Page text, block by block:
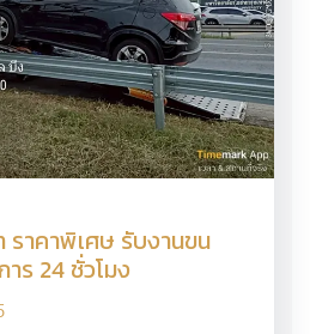
ราคาพิเศษ รับงานขน
ร 24 ชั่วโมง